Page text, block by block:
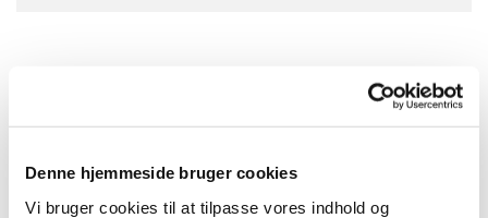
Denne hjemmeside bruger cookies
Vi bruger cookies til at tilpasse vores indhold og